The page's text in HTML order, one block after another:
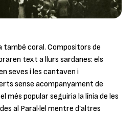
també coral. Compositors de
text a llurs sardanes: els
seves i les cantaven i
sense acompanyament de
més popular seguiria la línia de les
al Paral·lel mentre d’altres